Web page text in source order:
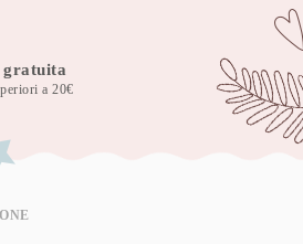
gratuita
a 20€